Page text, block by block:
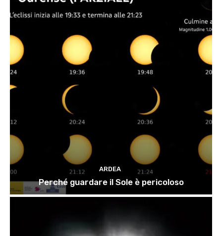
ARDEA
Perché guardare il Sole è pericoloso